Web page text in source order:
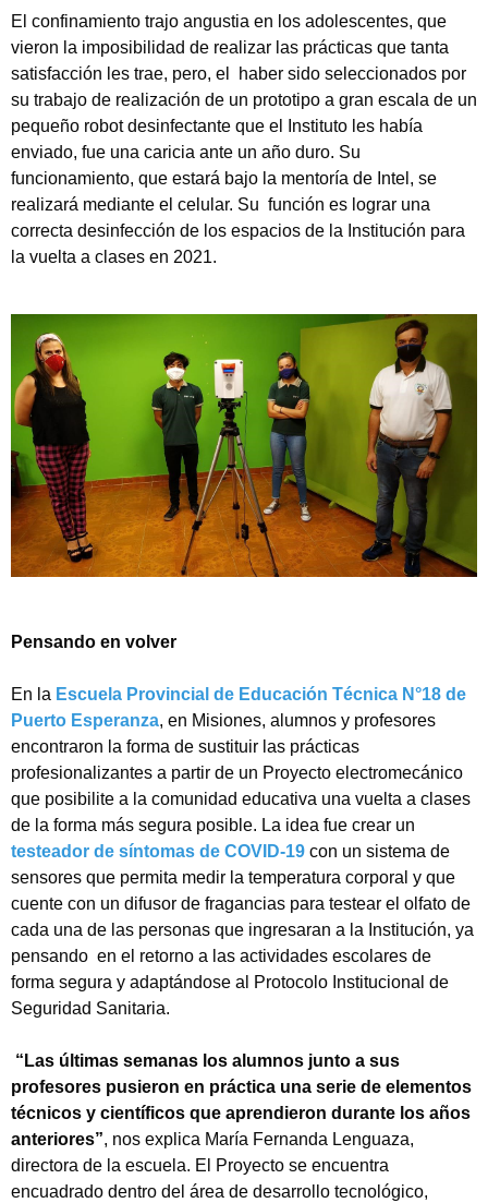
Tipea lo que deseas buscar y luego pulsa Enter:
El confinamiento trajo angustia en los adolescentes, que
vieron la imposibilidad de realizar las prácticas que tanta
satisfacción les trae, pero, el haber sido seleccionados por
su trabajo de realización de un prototipo a gran escala de un
pequeño robot desinfectante que el Instituto les había
enviado, fue una caricia ante un año duro. Su
funcionamiento, que estará bajo la mentoría de Intel, se
realizará mediante el celular. Su función es lograr una
correcta desinfección de los espacios de la Institución para
la vuelta a clases en 2021.
Pensando en volver
En la Escuela Provincial de Educación Técnica N°18 de
Puerto Esperanza, en Misiones, alumnos y profesores
encontraron la forma de sustituir las prácticas
profesionalizantes a partir de un Proyecto electromecánico
que posibilite a la comunidad educativa una vuelta a clases
de la forma más segura posible. La idea fue crear un
testeador de síntomas de COVID-19 con un sistema de
sensores que permita medir la temperatura corporal y que
cuente con un difusor de fragancias para testear el olfato de
cada una de las personas que ingresaran a la Institución, ya
pensando en el retorno a las actividades escolares de
forma segura y adaptándose al Protocolo Institucional de
Seguridad Sanitaria.
“Las últimas semanas los alumnos junto a sus
profesores pusieron en práctica una serie de elementos
técnicos y científicos que aprendieron durante los años
anteriores”, nos explica María Fernanda Lenguaza,
directora de la escuela. El Proyecto se encuentra
encuadrado dentro del área de desarrollo tecnológico,